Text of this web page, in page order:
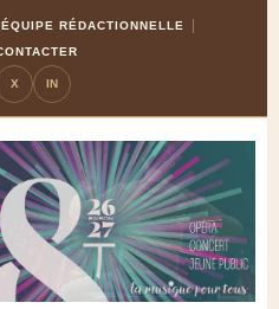
RÉDACTIONNELLE
X IN